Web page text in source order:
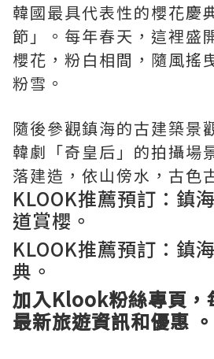
韓國最具代表性的櫻花
節」。每年春天，這裡盛
櫻花，粉白相間，隨風搖
粉雪。
隨後參觀鎮海的古建築景
韓劇「奇皇后」的拍攝場
落建造，依山傍水，古色
KLOOK推薦預訂： 鎮
道賞櫻 。
KLOOK推薦預訂： 鎮
典 。
加入Klook粉絲專頁
最新旅遊資訊和優惠 。